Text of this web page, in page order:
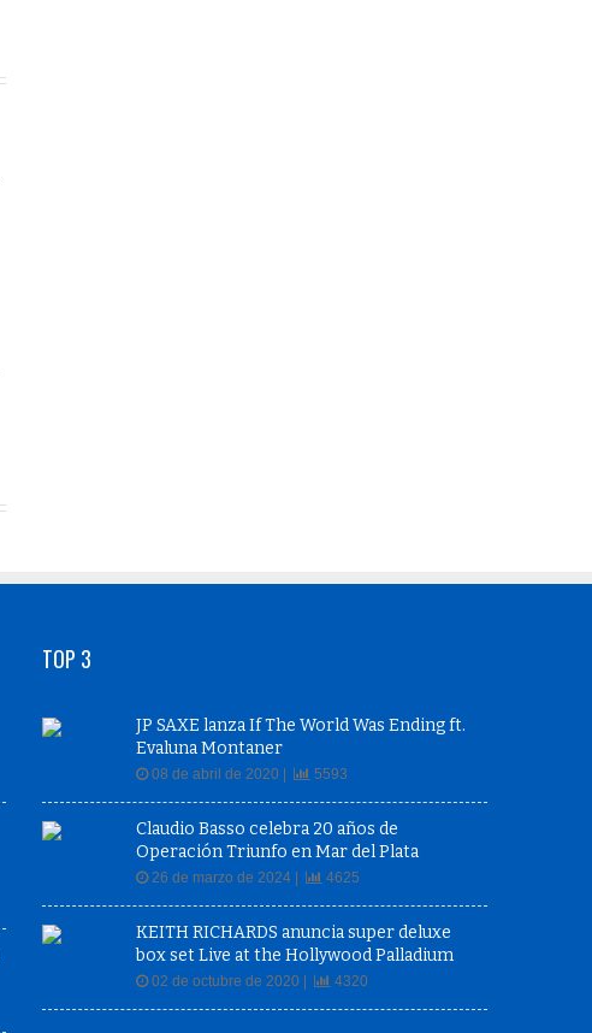
TOP 3
JP SAXE lanza If The World Was Ending ft.
Evaluna Montaner
08 de abril de 2020 | 5593
Claudio Basso celebra 20 años de
Operación Triunfo en Mar del Plata
26 de marzo de 2024 | 4625
KEITH RICHARDS anuncia super deluxe
box set Live at the Hollywood Palladium
02 de octubre de 2020 | 4320